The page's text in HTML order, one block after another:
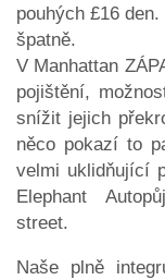
pouhých £16
špatně.
V Manhattan
pojištění,
snížit jejich
něco pokazí to
velmi uklidňující
Elephant
street.
Naše plně